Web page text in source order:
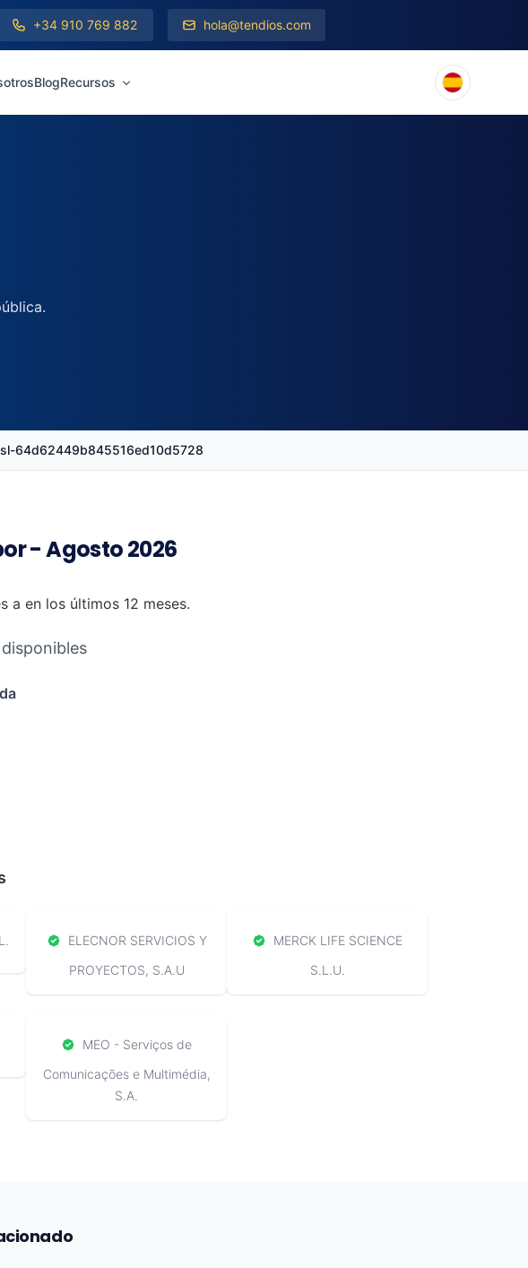
+34 910 769 882 hola@tendios.com
BlogRecursos
64d62449b845516ed10d5728
- Agosto 2026
a en los últimos 12 meses.
ELECNOR SERVICIOS Y
PROYECTOS, S.A.U
MERCK LIFE SCIENCE
S.L.U.
MEO - Serviços de
Comunicações e Multimédia,
S.A.